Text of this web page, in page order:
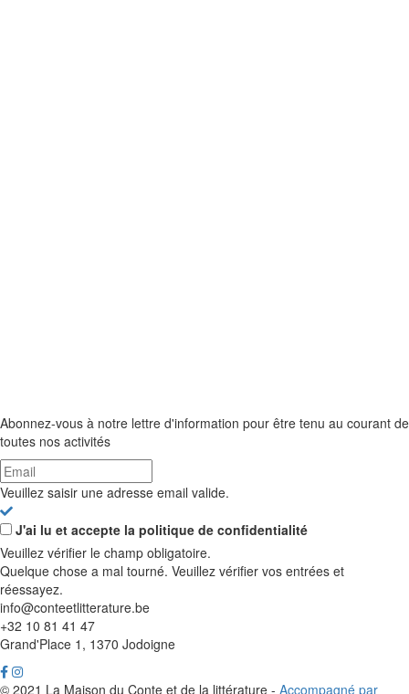
Abonnez-vous à notre lettre d'information pour être tenu au courant de
toutes nos activités
Veuillez saisir une adresse email valide.
J'ai lu et accepte la politique de confidentialité
Veuillez vérifier le champ obligatoire.
Quelque chose a mal tourné. Veuillez vérifier vos entrées et
réessayez.
info@conteetlitterature.be
+32 10 81 41 47
Grand'Place 1, 1370 Jodoigne
© 2021 La Maison du Conte et de la littérature - Accompagné par